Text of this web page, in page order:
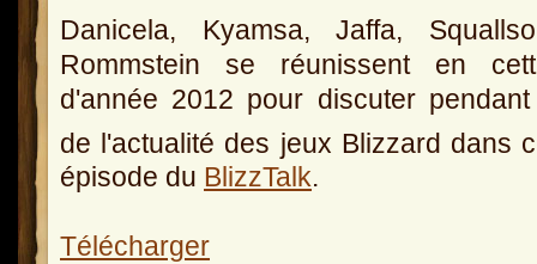
Danicela, Kyamsa, Jaffa,
Rommstein se réunissent en
d'année 2012 pour discuter
de l'actualité des jeux Blizzard dans
épisode du BlizzTalk.
Télécharger